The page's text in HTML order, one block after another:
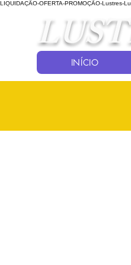
LIQUIDAÇÃO-OFERTA-PROMOÇÃO-Lustres-
INÍCIO